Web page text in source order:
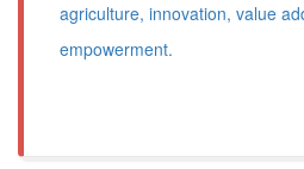
agriculture, innovation, value
empowerment.